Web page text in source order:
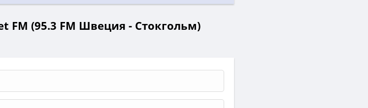
FM (95.3 FM Швеция - Стокгольм)